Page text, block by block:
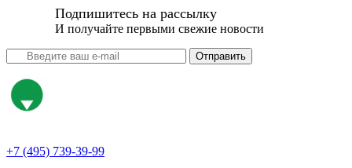
Подпишитесь на рассылку
И получайте первыми свежие новости
Отправить
+7 (495) 739-39-99